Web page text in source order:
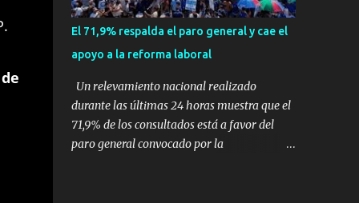
avión. Otras imágenes de GloboNews
mostraban un avión que descendía
verticalmente en espiral mientras que un
usuario compartió las llamas y la densa
humareda negra que salían de la nave, que
se había estrellado a metros de su casa,
entre los árboles. Según confirmó la
aerolínea, Voepass Linhas Aéreas, se trataba
El 71,9% respalda el paro general y cae el
apoyo a la reforma laboral
Un relevamiento nacional realizado
durante las últimas 24 horas muestra que el
71,9% de los consultados está a favor del
paro general convocado por la